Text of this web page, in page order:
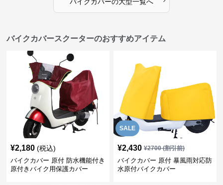
バイクカバースクーターのおすすめアイテム
¥2,180 (税込)
バイクカバー 原付 防水機能付き
原付きバイク用保護カバー
SALE
¥2,430 ¥2700(割引前)
バイクカバー 原付 暴風雨対応防
水原付バイクカバー